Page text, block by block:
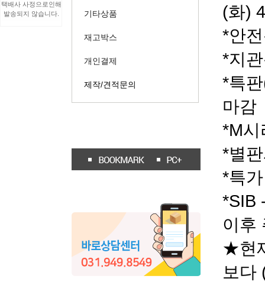
택배사 사정으로인해
발송되지 않습니다.
기타상품
재고박스
개인결제
제작/견적문의
(화)
*안
*지
*특
마감
*M시
*별
*특
*SIB
이후
★현
보다